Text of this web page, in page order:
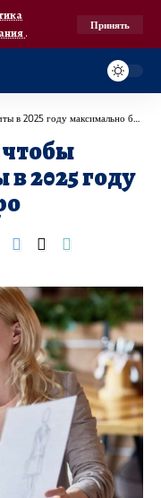
.
Принять
2025 году максимально быстро
2025 году